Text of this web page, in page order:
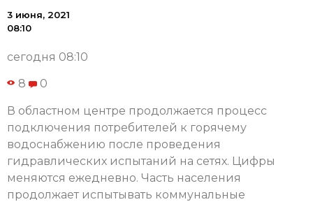
3 июня, 2021
08:10
сегодня 08:10
8 0
В областном центре продолжается процесс
подключения потребителей к горячему
водоснабжению после проведения
гидравлических испытаний на сетях. Цифры
меняются ежедневно. Часть населения
продолжает испытывать коммунальные